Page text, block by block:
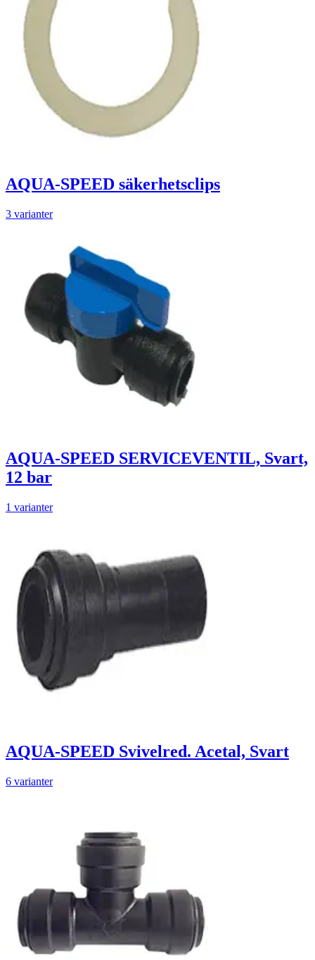
AQUA-SPEED säkerhetsclips
3 varianter
AQUA-SPEED SERVICEVENTIL, Svart,
12 bar
1 varianter
AQUA-SPEED Svivelred. Acetal, Svart
6 varianter